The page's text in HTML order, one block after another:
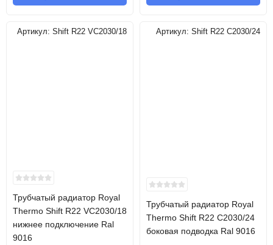
Артикул: Shift R22 VC2030/18
Трубчатый радиатор Royal
Thermo Shift R22 VC2030/18
нижнее подключение Ral
9016
Артикул: Shift R22 C2030/24
Трубчатый радиатор Royal
Thermo Shift R22 C2030/24
боковая подводка Ral 9016